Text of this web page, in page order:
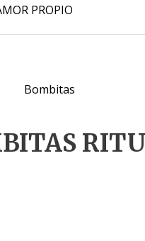
PROPIO
Bombitas